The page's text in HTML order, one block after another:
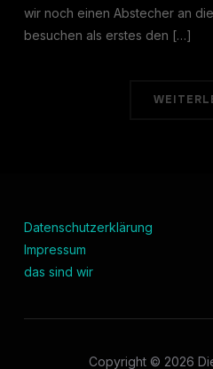
wir noch einen Abstecher an
besuchen als erstes den […]
Datenschutzerklärung
Impressum
das sind wir
Copyright © 2026